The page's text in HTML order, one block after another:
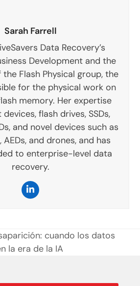
Sarah Farrell
Data Recovery’s
Development and the
Flash Physical group, the
for the physical work on
memory. Her expertise
flash drives, SSDs,
and novel devices such as
and drones, and has
to enterprise-level data
recovery.
LinkedIn
cuando los datos
la era de la IA